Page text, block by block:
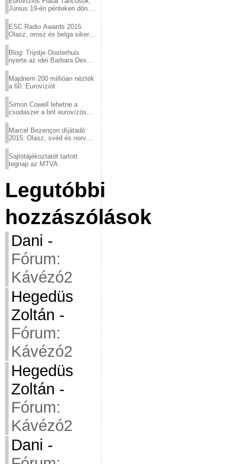
Június 19-én pénteken döntő
ESC Radio Awards 2015:
Olasz, orosz és belga siker,
Blog: Trijntje Oosterhuis
nyerte az idei Barbara Dex
Majdnem 200 millióan nézték
a 60. Eurovíziót
Simon Cowell lehetne a
csodaszer a brit eurovízós
Marcel Bezençon díjátadó
2015: Olasz, svéd és norvég
Sajtótájékoztatót tartott
tegnap az MTVA
Legutóbbi
hozzászólások
Dani -
Fórum:
Kávézó2
Hegedüs
Zoltán -
Fórum:
Kávézó2
Hegedüs
Zoltán -
Fórum:
Kávézó2
Dani -